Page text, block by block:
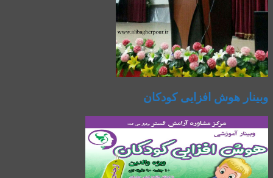
وبینار هوش افزایی کودکان